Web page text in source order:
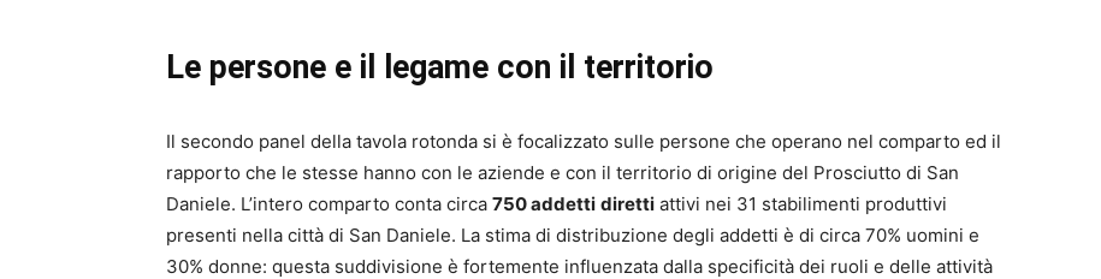
Le persone e il legame con il territorio
Il secondo panel della tavola rotonda si è focalizzato sulle persone che operano nel comparto ed il
rapporto che le stesse hanno con le aziende e con il territorio di origine del Prosciutto di San
Daniele. L’intero comparto conta circa 750 addetti diretti attivi nei 31 stabilimenti produttivi
presenti nella città di San Daniele. La stima di distribuzione degli addetti è di circa 70% uomini e
30% donne: questa suddivisione è fortemente influenzata dalla specificità dei ruoli e delle attività